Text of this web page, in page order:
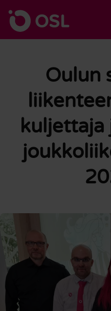
Etusivulle
Oulun
kuljettaja